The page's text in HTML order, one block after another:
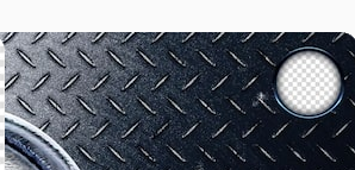
Commencer Notre